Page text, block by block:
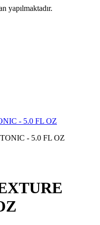
yapılmaktadır.
- 5.0 FL OZ